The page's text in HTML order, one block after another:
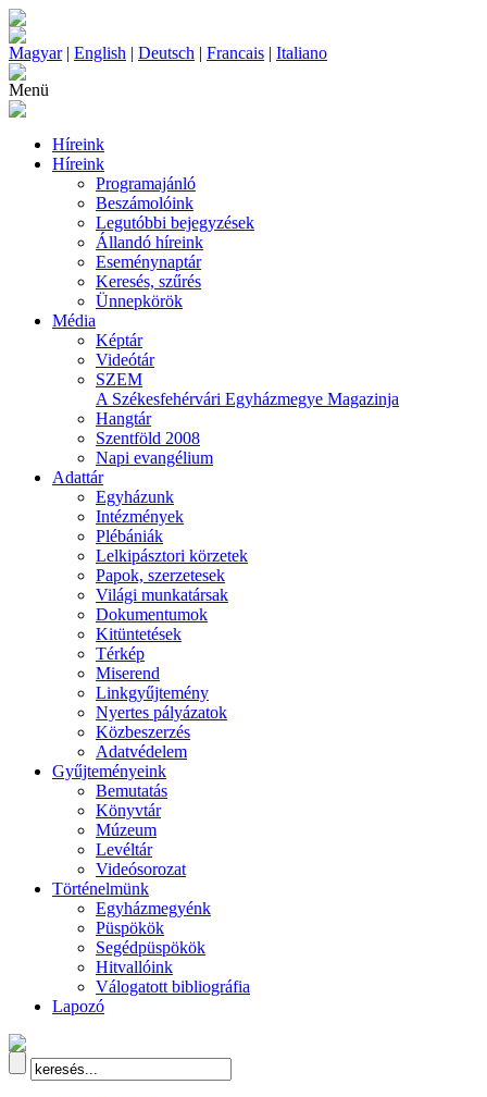
Magyar| English | Deutsch | Francais | Italiano
Menü
Híreink
Híreink
Programajánló
Beszámolóink
Legutóbbi bejegyzések
Állandó híreink
Eseménynaptár
Keresés, szűrés
Ünnepkörök
Média
Képtár
Videótár
SZEM
A Székesfehérvári Egyházmegye Magazinja
Hangtár
Szentföld 2008
Napi evangélium
Adattár
Egyházunk
Intézmények
Plébániák
Lelkipásztori körzetek
Papok, szerzetesek
Világi munkatársak
Dokumentumok
Kitüntetések
Térkép
Miserend
Linkgyűjtemény
Nyertes pályázatok
Közbeszerzés
Adatvédelem
Gyűjteményeink
Bemutatás
Könyvtár
Múzeum
Levéltár
Videósorozat
Történelmünk
Egyházmegyénk
Püspökök
Segédpüspökök
Hitvallóink
Válogatott bibliográfia
Lapozó